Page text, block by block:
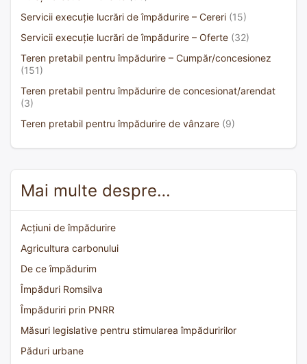
Servicii execuție lucrări de împădurire – Cereri (15)
Servicii execuție lucrări de împădurire – Oferte (32)
Teren pretabil pentru împădurire – Cumpăr/concesionez
(151)
Teren pretabil pentru împădurire de concesionat/arendat
(3)
Teren pretabil pentru împădurire de vânzare (9)
Mai multe despre…
Acțiuni de împădurire
Agricultura carbonului
De ce împădurim
Împăduri Romsilva
Împăduriri prin PNRR
Măsuri legislative pentru stimularea împăduririlor
Păduri urbane